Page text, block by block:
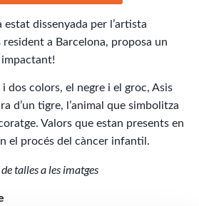
estat dissenyada per l’artista
resident a Barcelona, proposa un
dos colors, el negre i el groc, Asis
d’un tigre, l’animal que simbolitza
Valors que estan presents en
el procés del càncer infantil.
talles a les imatges